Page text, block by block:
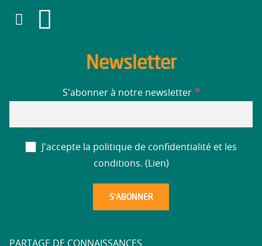
Newsletter
S'abonner à notre newsletter *
J'accepte la politique de confidentialité et les
conditions. ( Lien)
PARTAGE DE CONNAISSANCES